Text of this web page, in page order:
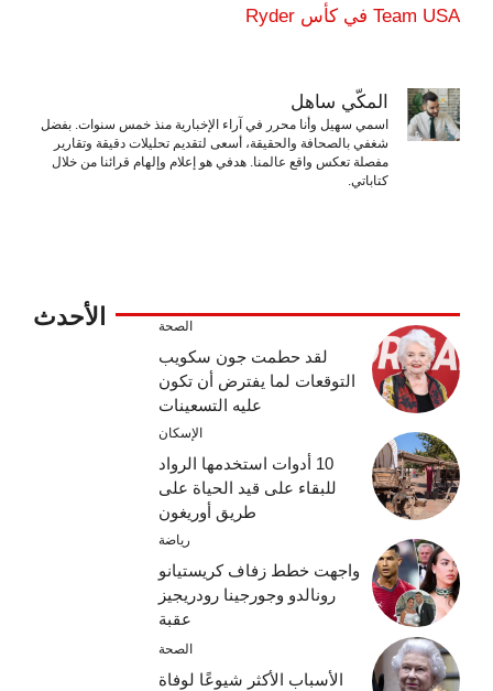
Team USA في كأس Ryder
المكّي ساهل
اسمي سهيل وأنا محرر في آراء الإخبارية منذ خمس سنوات. بفضل
شغفي بالصحافة والحقيقة، أسعى لتقديم تحليلات دقيقة وتقارير
مفصلة تعكس واقع عالمنا. هدفي هو إعلام وإلهام قرائنا من خلال
كتاباتي.
الأحدث الصحة
لقد حطمت جون سكويب
التوقعات لما يفترض أن تكون
عليه التسعينات
الإسكان
10 أدوات استخدمها الرواد
للبقاء على قيد الحياة على
طريق أوريغون
رياضة
واجهت خطط زفاف كريستيانو
رونالدو وجورجينا رودريجيز
عقبة
الصحة
الأسباب الأكثر شيوعًا لوفاة